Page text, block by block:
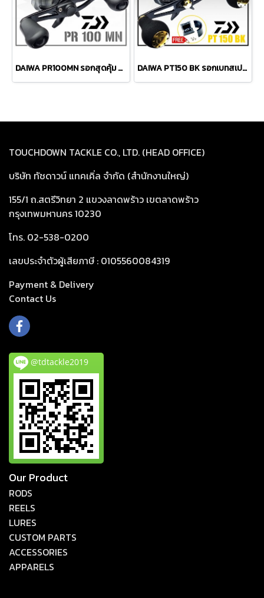
DAIWA PR100MN รอกสุดคุ้ม CAMO CUSTOM ลายพรางเทา ประกัน DAIWA SEIKO DAIWA PT150 BK รอกเบทสเปคงานหนัก ประหยัดคุ้มค่า ประกัน DAIWA SEIKO
TOUCHDOWN TACKLE CO., LTD. (HEAD OFFICE)
บริษัท ทัชดาวน์ แทคเคิ่ล จำกัด (สำนักงานใหญ่)
155/1 ถ.สตรีวิทยา 2 แขวงลาดพร้าว เขตลาดพร้าว
กรุงเทพมหานคร 10230
โทร. 02-538-0200
เลขประจำตัวผู้เสียภาษี : 0105560084319
Payment & Delivery
Contact Us
@tdtackle2019
Our Product
RODS
REELS
LURES
CUSTOM PARTS
ACCESSORIES
APPARELS